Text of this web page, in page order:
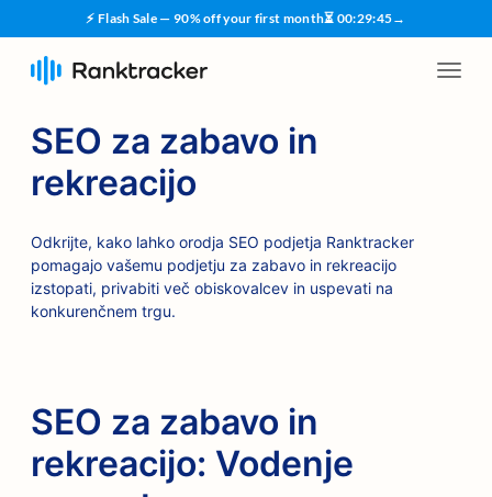
⚡ Flash Sale — 90% off your first month⏳ 00:29:44→
SEO za zabavo in
rekreacijo
Odkrijte, kako lahko orodja SEO podjetja Ranktracker
pomagajo vašemu podjetju za zabavo in rekreacijo
izstopati, privabiti več obiskovalcev in uspevati na
konkurenčnem trgu.
SEO za zabavo in
rekreacijo: Vodenje